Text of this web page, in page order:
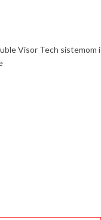
Visor Tech sistemom i